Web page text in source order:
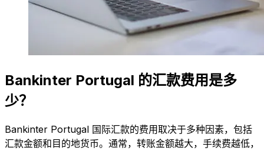
Bankinter Portugal 的汇款费用是多
少？
Bankinter Portugal 国际汇款的费用取决于多种因素，包括
汇款金额和目的地货币。通常，转账金额越大，手续费越低，